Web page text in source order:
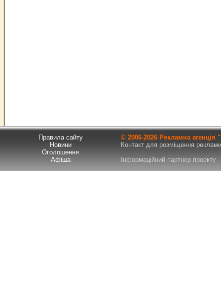
Правила сайту
Новини
Оголошення
Афіша
© 2006-2026 Рекламна
Контакт для розміщення
Інформаційний партнер проекту